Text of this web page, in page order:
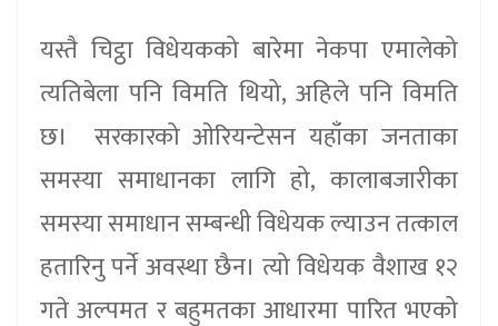
यस्तै चिट्ठा विधेयकको बारेमा नेकपा एमालेको
त्यतिबेला पनि विमति थियो, अहिले पनि विमति
छ। सरकारको ओरियन्टेसन यहाँका जनताका
समस्या समाधानका लागि हो, कालाबजारीका
समस्या समाधान सम्बन्धी विधेयक ल्याउन तत्काल
हतारिनु पर्ने अवस्था छैन। त्यो विधेयक वैशाख १२
गते अल्पमत र बहुमतका आधारमा पारित भएको